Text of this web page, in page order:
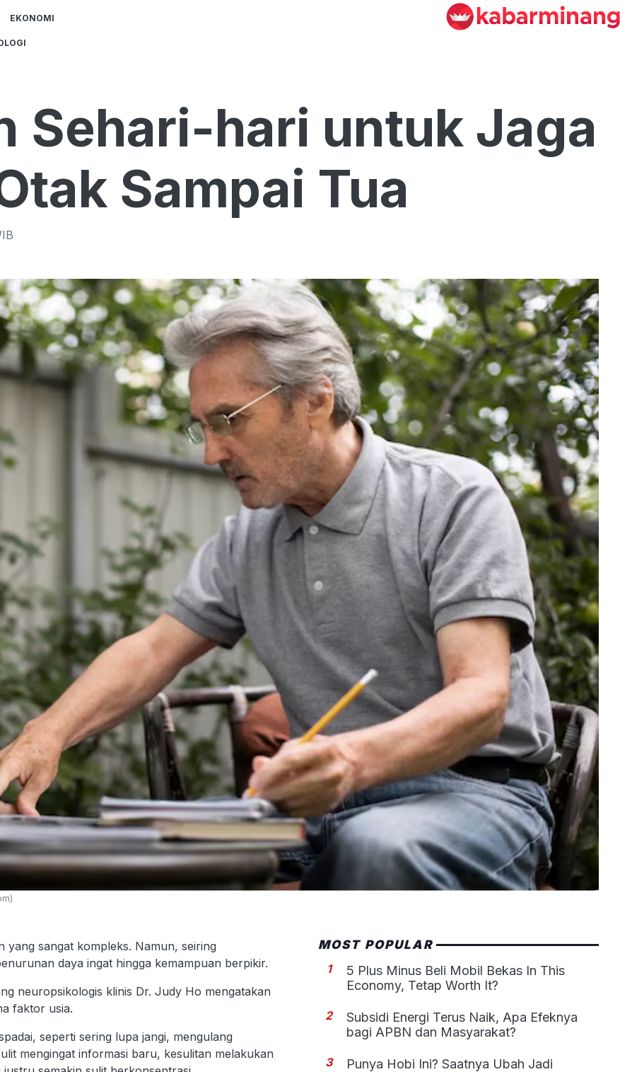
EKONOMI
Sehari-hari untuk Jaga
Sampai Tua
sangat kompleks. Namun, seiring
daya ingat hingga kemampuan berpikir.
neuropsikologis klinis Dr. Judy Ho mengatakan
faktor usia.
seperti sering lupa jangi, mengulang
mengingat informasi baru, kesulitan melakukan
MOST POPULAR
1
5 Plus Minus Beli Mobil Bekas In This
Economy, Tetap Worth It?
2
Subsidi Energi Terus Naik, Apa Efeknya
bagi APBN dan Masyarakat?
3
Punya Hobi Ini? Saatnya Ubah Jadi